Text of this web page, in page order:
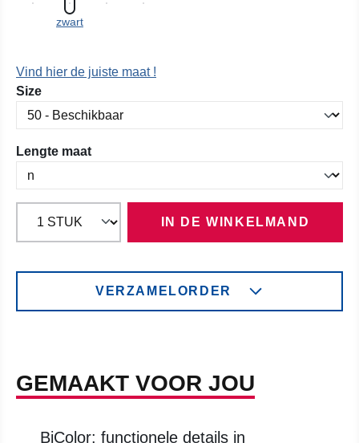
zwart
Vind hier de juiste maat !
Selecteer
Size
Selecteer
Lengte maat
IN DE WINKELMAND
VERZAMELORDER
GEMAAKT VOOR JOU
BiColor: functionele details in